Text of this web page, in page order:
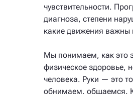
чувствительности.
диагноза, степени
какие движения важны
Мы понимаем, как это
физическое здоровье,
человека. Руки — это
обнимаем, общаемся.